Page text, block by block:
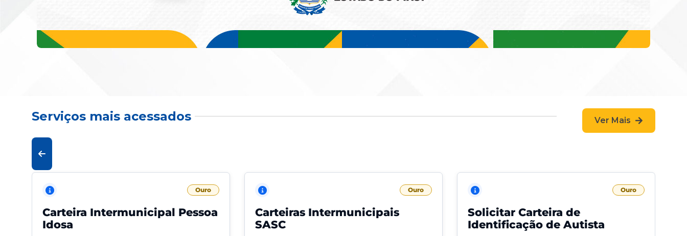
Serviços mais acessados Ver Mais
Ouro
Carteira Intermunicipal Pessoa
Idosa
Ouro
Carteiras Intermunicipais
SASC
Ouro
Solicitar Carteira de
Identificação de Autista